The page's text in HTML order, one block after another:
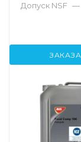
Допуск NSF —